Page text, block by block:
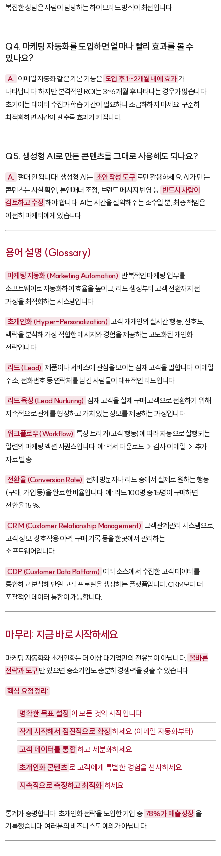
복잡한 상담은 사람이 담당하는 하이브리드 방식이 최선입니다.
Q4. 마케팅 자동화를 도입하면 얼마나 빨리 효과를 볼 수
있나요?
A. 이메일 자동화 같은 기본 기능은 도입 후 1~2개월 내에 효과가
나타납니다. 하지만 본격적인 ROI는 3~6개월 후 나타나는 경우가 많습니다.
초기에는 데이터 수집과 학습 기간이 필요하니 조급해하지 마세요. 꾸준히
최적화하면 시간이 갈수록 효과가 커집니다.
Q5. 생성형 AI로 만든 콘텐츠를 그대로 사용해도 되나요?
A. 절대 안 됩니다! 생성형 AI는 초안 작성 도구 로만 활용하세요. AI가 만든
콘텐츠는 사실 확인, 톤앤매너 조정, 브랜드 메시지 반영 등 반드시 사람이
검토하고 수정 해야 합니다. AI는 시간을 절약해주는 조수일 뿐, 최종 책임은
여전히 마케터에게 있습니다.
용어 설명 (Glossary)
마케팅 자동화 (Marketing Automation) 반복적인 마케팅 업무를
소프트웨어로 자동화하여 효율을 높이고, 리드 생성부터 고객 전환까지 전
과정을 최적화하는 시스템입니다.
초개인화 (Hyper-Personalization) 고객 개개인의 실시간 행동, 선호도,
맥락을 분석해 가장 적합한 메시지와 경험을 제공하는 고도화된 개인화
전략입니다.
리드 (Lead) 제품이나 서비스에 관심을 보이는 잠재 고객을 말합니다. 이메일
주소, 전화번호 등 연락처를 남긴 사람들이 대표적인 리드입니다.
리드 육성 (Lead Nurturing) 잠재 고객을 실제 구매 고객으로 전환하기 위해
지속적으로 관계를 형성하고 가치 있는 정보를 제공하는 과정입니다.
워크플로우 (Workflow) 특정 트리거(고객 행동)에 따라 자동으로 실행되는
일련의 마케팅 액션 시퀀스입니다. 예: 백서 다운로드 → 감사 이메일 → 추가
자료 발송.
전환율 (Conversion Rate) 전체 방문자나 리드 중에서 실제로 원하는 행동
(구매, 가입 등)을 완료한 비율입니다. 예: 리드 100명 중 15명이 구매하면
전환율 15%.
CRM (Customer Relationship Management) 고객관계관리 시스템으로,
고객 정보, 상호작용 이력, 구매 기록 등을 한곳에서 관리하는
소프트웨어입니다.
CDP (Customer Data Platform) 여러 소스에서 수집한 고객 데이터를
통합하고 분석해 단일 고객 프로필을 생성하는 플랫폼입니다. CRM보다 더
포괄적인 데이터 통합이 가능합니다.
마무리: 지금 바로 시작하세요
마케팅 자동화와 초개인화는 더 이상 대기업만의 전유물이 아닙니다. 올바른
전략과 도구 만 있으면 중소기업도 충분히 경쟁력을 갖출 수 있습니다.
핵심 요점 정리:
명확한 목표 설정 이 모든 것의 시작입니다
작게 시작해서 점진적으로 확장 하세요 (이메일 자동화부터)
고객 데이터를 통합 하고 세분화하세요
초개인화 콘텐츠 로 고객에게 특별한 경험을 선사하세요
지속적으로 측정하고 최적화 하세요
통계가 증명합니다. 초개인화 전략을 도입한 기업 중 78%가 매출 성장 을
기록했습니다. 여러분의 비즈니스도 예외가 아닙니다.